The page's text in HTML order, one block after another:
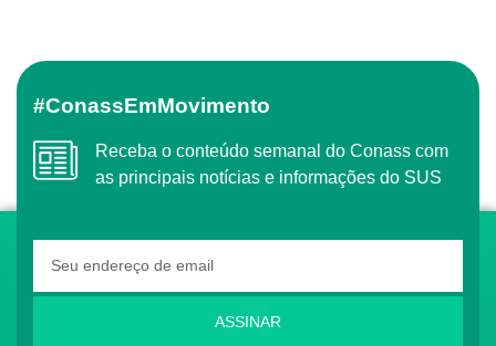
#ConassEmMovimento
Receba o conteúdo semanal do Conass com
as principais notícias e informações do SUS
ASSINAR